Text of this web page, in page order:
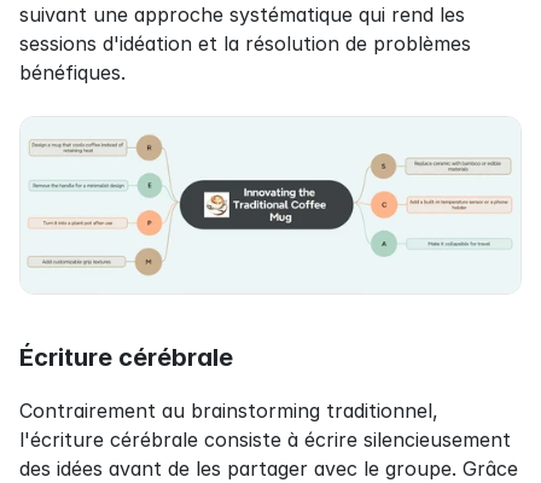
suivant une approche systématique qui rend les
sessions d'idéation et la résolution de problèmes
bénéfiques.
Écriture cérébrale
Contrairement au brainstorming traditionnel,
l'écriture cérébrale consiste à écrire silencieusement
des idées avant de les partager avec le groupe. Grâce